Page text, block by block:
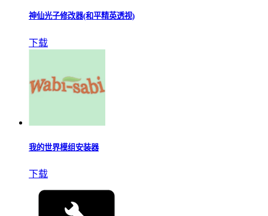
神仙光子修改器(和平精英透视)
下载
我的世界模组安装器
下载